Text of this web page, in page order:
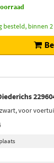
besteld, binnen
voor